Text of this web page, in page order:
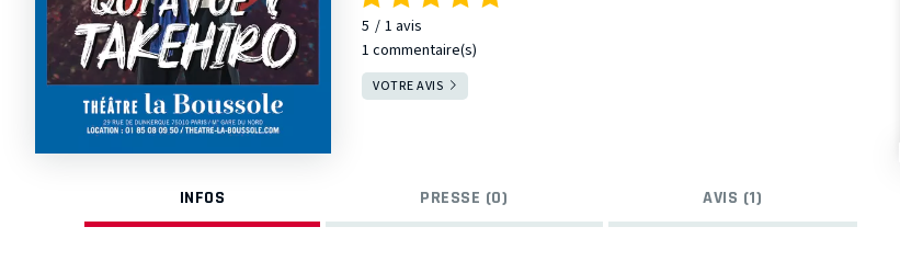
5 1 avis
1 commentaire(s)
VOTRE AVIS
INFOS PRESSE (0) AVIS (1)